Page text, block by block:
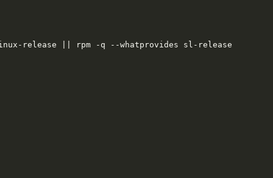
release || rpm -q --whatprovides sl-release